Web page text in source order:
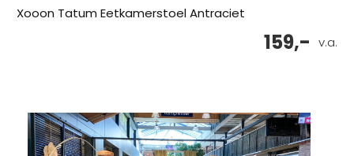
Xooon Tatum Eetkamerstoel Antraciet
v.a.
159,-